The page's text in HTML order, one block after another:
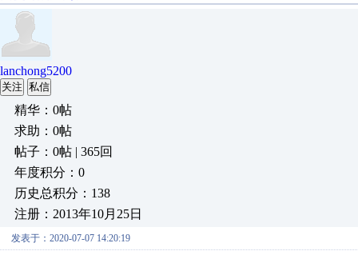
lanchong5200
关注 私信
精华：0帖
求助：0帖
帖子：0帖 | 365回
年度积分：0
历史总积分：138
注册：2013年10月25日
发表于：2020-07-07 14:20:19